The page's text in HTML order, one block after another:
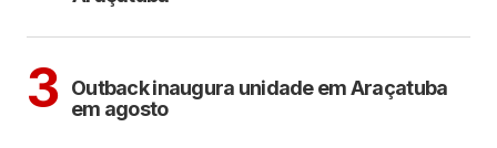
3 Outback inaugura unidade em Araçatuba
em agosto